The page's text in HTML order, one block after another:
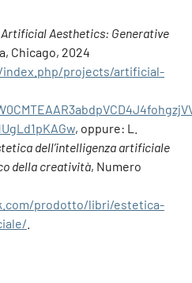
Artificial Aesthetics: Generative
Chicago, 2024
projects/artificial-
, oppure: L.
dell’intelligenza artificiale
della creatività, Numero
prodotto/libri/estetica-